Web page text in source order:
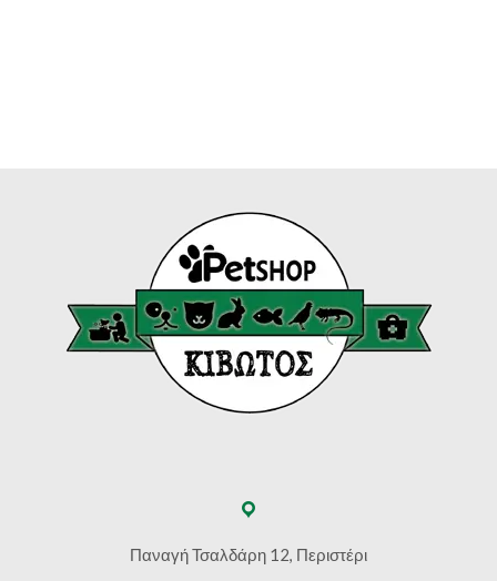
Παναγή Τσαλδάρη 12, Περιστέρι